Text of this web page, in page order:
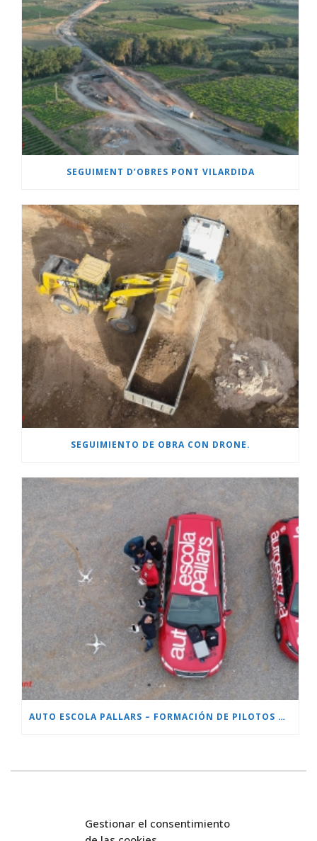
Gestionar el consentimiento
SEGUIMENT D’OBRES PONT VILARDIDA
SEGUIMIENTO DE OBRA CON DRONE.
AUTO ESCOLA PALLARS – FORMACIÓN DE PILOTOS DE RPA’S